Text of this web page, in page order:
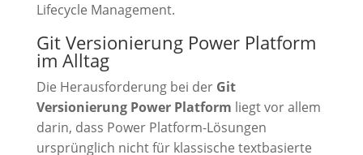
Lifecycle Management.
Git Versionierung Power Platform
im Alltag
Die Herausforderung bei der Git
Versionierung Power Platform liegt vor allem
darin, dass Power Platform-Lösungen
ursprünglich nicht für klassische textbasierte